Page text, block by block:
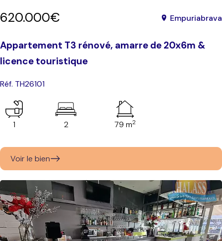
620.000€ Empuriabrava
Appartement T3 rénové, amarre de 20x6m &
licence touristique
Réf. TH26101
1 2 79 m2
Voir le bien